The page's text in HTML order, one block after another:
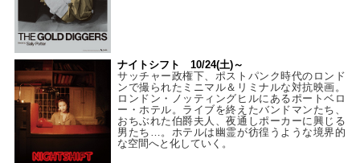
ナイトシフト 10/24(土)～
サッチャー政権下、ポストパンク時代のロンド
ンで撮られたミニマル＆リミナルな対抗映画。
ロンドン・ノッティングヒルにあるポートベロ
ー・ホテル。ライブを終えたバンドマンたち、
おちぶれた伯爵夫人、夜通しポーカーに興じる
男たち…。ホテルは幽霊が彷徨うような境界的
な空間へと化していく。